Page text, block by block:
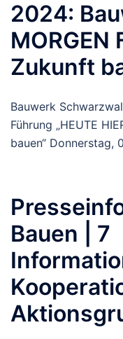
2024:
MORGEN
Zukunft
Bauwerk
Führung „HEUTE
bauen“
Bauen | 7